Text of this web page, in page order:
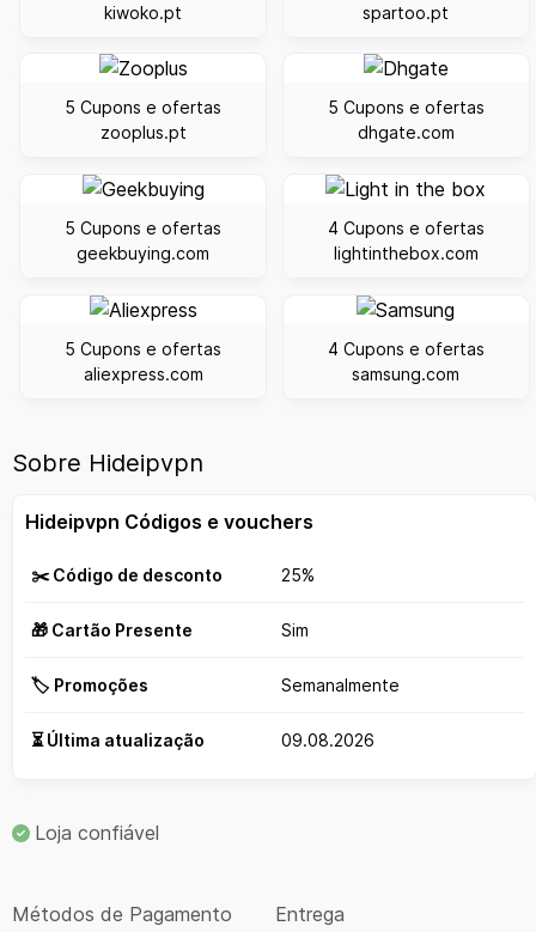
kiwoko.pt
spartoo.pt
5 Cupons e ofertas
zooplus.pt
5 Cupons e ofertas
dhgate.com
5 Cupons e ofertas
geekbuying.com
4 Cupons e ofertas
lightinthebox.com
5 Cupons e ofertas
aliexpress.com
4 Cupons e ofertas
samsung.com
Sobre Hideipvpn
Hideipvpn Códigos e vouchers
✂️ Código de desconto 25%
🎁 Cartão Presente Sim
🏷️ Promoções Semanalmente
⏳ Última atualização 09.08.2026
Loja confiável
Métodos de Pagamento
Entrega